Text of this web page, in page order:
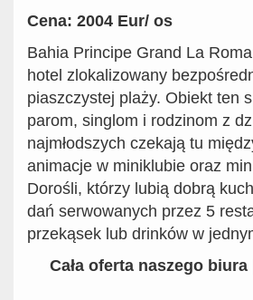
Cena: 2004 Eur/ os
Bahia Principe Grand La
hotel zlokalizowany
piaszczystej plaży. Obiekt ten
parom, singlom i rodzinom z
najmłodszych czekają tu
animacje w miniklubie oraz
Dorośli, którzy lubią dobrą
dań serwowanych przez 5
przekąsek lub drinków w
Cała oferta naszego biura